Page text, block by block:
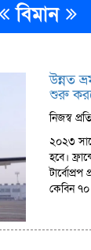
বিমান
উন্নত
শুরু
নিজস্ব
২০২৩
হবে।
কেবিন ৭০